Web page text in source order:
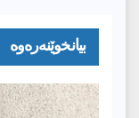
بیانخوێنەرەوە